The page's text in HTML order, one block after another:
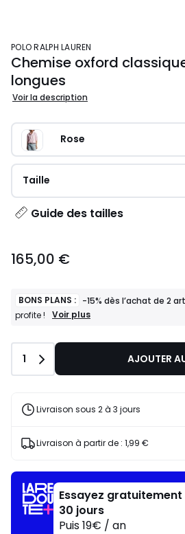
POLO RALPH LAUREN
Chemise oxford
longues
Voir la description
Rose
Taille
Guide des tailles
165,00 €
BONS PLANS : -15% dès l’achat de 2
profite !
BONS
-15%
l’achat
articles
J'en
Voir plus
Quantité
1 AJOUTER
Livraison sous 2 à 3 jours
Livraison à partir de : 1,99 €
Essayez
30 jours
Puis 19€ / an